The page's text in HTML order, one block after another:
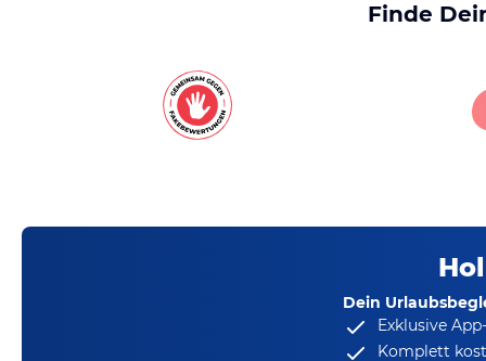
Finde
Dein
Exklusive
Komplett